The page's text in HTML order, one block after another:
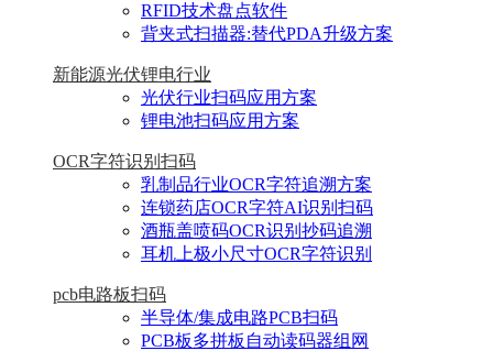
RFID技术盘点软件
背夹式扫描器:替代PDA升级方案
新能源光伏锂电行业
光伏行业扫码应用方案
锂电池扫码应用方案
OCR字符识别扫码
乳制品行业OCR字符追溯方案
连锁药店OCR字符AI识别扫码
酒瓶盖喷码OCR识别抄码追溯
耳机上极小尺寸OCR字符识别
pcb电路板扫码
半导体/集成电路PCB扫码
PCB板多拼板自动读码器组网